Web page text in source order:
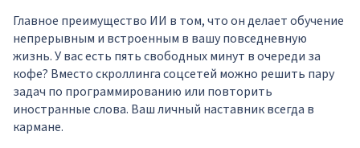
Главное преимущество ИИ в том, что он делает обучение
непрерывным и встроенным в вашу повседневную
жизнь. У вас есть пять свободных минут в очереди за
кофе? Вместо скроллинга соцсетей можно решить пару
задач по программированию или повторить
иностранные слова. Ваш личный наставник всегда в
кармане.